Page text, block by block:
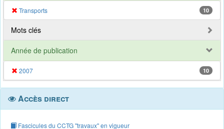
Transports 10
Mots clés
Année de publication
2007 10
Accès direct
Fascicules du CCTG "travaux" en vigueur